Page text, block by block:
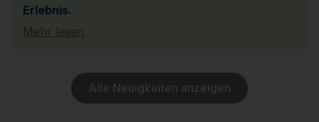
Erlebnis.
Mehr lesen
Alle Neuigkeiten anzeigen